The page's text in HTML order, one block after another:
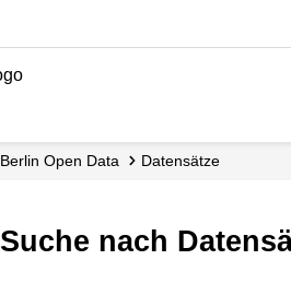
Berlin Open Data Datensätze
Suche nach